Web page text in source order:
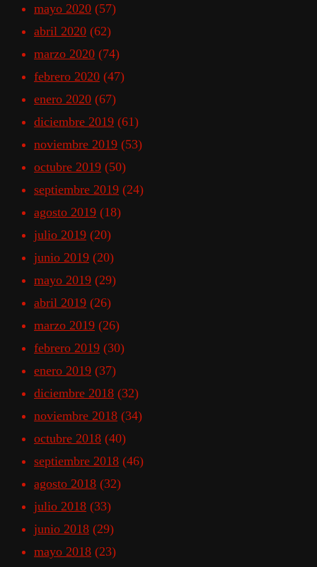
mayo 2020 (57)
abril 2020 (62)
marzo 2020 (74)
febrero 2020 (47)
enero 2020 (67)
diciembre 2019 (61)
noviembre 2019 (53)
octubre 2019 (50)
septiembre 2019 (24)
agosto 2019 (18)
julio 2019 (20)
junio 2019 (20)
mayo 2019 (29)
abril 2019 (26)
marzo 2019 (26)
febrero 2019 (30)
enero 2019 (37)
diciembre 2018 (32)
noviembre 2018 (34)
octubre 2018 (40)
septiembre 2018 (46)
agosto 2018 (32)
julio 2018 (33)
junio 2018 (29)
mayo 2018 (23)